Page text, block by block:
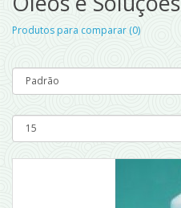
Produtos para comparar (0)